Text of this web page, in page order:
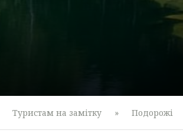
Туристам на замітку » Подорожі